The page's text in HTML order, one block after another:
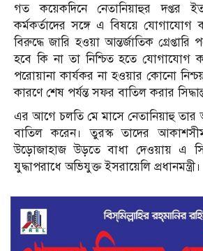
গত কয়েকদিনে নেতানিয়াহুর দপ্তর
কর্মকর্তাদের সঙ্গে এ বিষয়ে যোগাযোগ
বিরুদ্ধে জারি হওয়া আন্তর্জাতিক
হবে কি না তা নিশ্চিত হতে যোগাযোগ
পরোয়ানা কার্যকর না হওয়ার কোনো
কারণে শেষ পর্যন্ত সফর বাতিল করার
এর আগে চলতি মে মাসে নেতানিয়াহু
বাতিল করেন। তুরস্ক তাদের
উড়োজাহাজ উড়তে বাধা দেওয়ায় এ
যুদ্ধাপরাধে অভিযুক্ত ইসরায়েলি প্রধানমন্ত্রী।